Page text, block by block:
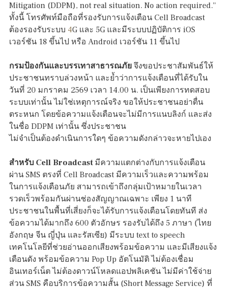
Mitigation (DDPM), not real situation. No action required.”
ทั้งนี้ โทรศัพท์มือถือที่รองรับการแจ้งเตือน Cell Broadcast
ต้องรองรับระบบ 4G และ 5G และมีระบบปฏิบัติการ iOS
เวอร์ชัน 18 ขึ้นไป หรือ Android เวอร์ชัน 11 ขึ้นไป
กรมป้องกันและบรรเทาสาธารณภัย จึงขอประชาสัมพันธ์ให้
ประชาชนทราบล่วงหน้า และย้ำว่าการแจ้งเตือนที่ได้รับใน
วันที่ 20 มกราคม 2569 เวลา 14.00 น. เป็นเพียงการทดสอบ
ระบบเท่านั้น ไม่ใช่เหตุการณ์จริง ขอให้ประชาชนอย่าตื่น
ตระหนก โดยข้อความแจ้งเตือนจะไม่มีการแนบลิงก์ และส่ง
ในชื่อ DDPM เท่านั้น ซึ่งประชาชน
ไม่จำเป็นต้องดำเนินการใดๆ ข้อความดังกล่าวจะหายไปเอง
สำหรับ Cell Broadcastมีความแตกต่างกับการแจ้งเตือน
ผ่าน SMS ตรงที่ Cell Broadcast มีความเร็วและความพร้อม
ในการแจ้งเตือนภัย สามารถเข้าถึงกลุ่มเป้าหมายในเวลา
รวดเร็วพร้อมกันผ่านช่องสัญญาณเฉพาะ เพียง 1 นาที
ประชาชนในพื้นที่เสี่ยงก็จะได้รับการแจ้งเตือนโดยทันที ส่ง
ข้อความได้มากถึง 600 ตัวอักษร รองรับได้ถึง 5 ภาษา (ไทย
อังกฤษ จีน ญี่ปุ่น และรัสเซีย) มีระบบ text to speech
เทคโนโลยีที่ช่วยอ่านออกเสียงพร้อมข้อความ และมีเสียงแจ้ง
เตือนดัง พร้อมข้อความ Pop Up อัตโนมัติ ไม่ต้องเชื่อม
อินเทอร์เน็ต ไม่ต้องดาวน์โหลดแอปพลิเคชัน ไม่มีค่าใช้จ่าย
ส่วน SMS คือบริการข้อความสั้น (Short Message Service) ที่